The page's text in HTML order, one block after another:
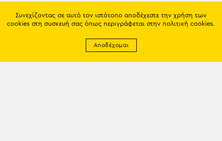
Συνεχίζοντας σε αυτό τον ιστότοπο αποδέχεστε την χρήση των
cookies στη συσκευή σας όπως περιγράφεται στην πολιτική cookies.
Αποδέχομαι